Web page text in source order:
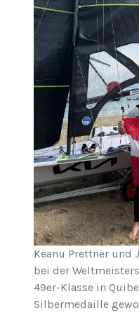
Keanu Prettner und
bei der
49er-Klasse in
Silbermedaille